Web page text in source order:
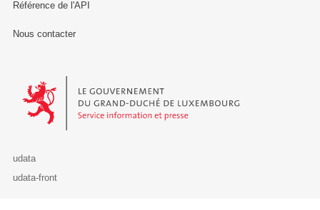
Référence de l'API
Nous contacter
Le Gouvernement du Grand-Duché de Luxembourg - Service
udata
udata-front